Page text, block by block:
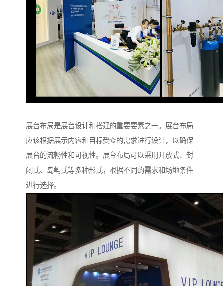
展台布局是展台设计和搭建的重要要素之一。展台布局
应该根据展示内容和目标受众的需求进行设计，以确保
展台的流畅性和可视性。展台布局可以采用开放式、封
闭式、岛屿式等多种形式，根据不同的需求和场地条件
进行选择。